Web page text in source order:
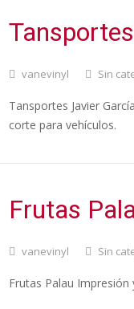
vanevinyl Sin
Tansportes Javier
corte para vehículos.
Frutas
vanevinyl Sin
Frutas Palau